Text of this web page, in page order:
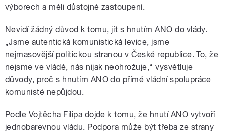
výborech a měli důstojné zastoupení.
Nevidí žádný důvod k tomu, jít s hnutím ANO do vlády.
„Jsme autentická komunistická levice, jsme
nejmasovější politickou stranou v České republice. To, že
nejsme ve vládě, nás nijak neohrožuje,“ vysvětluje
důvody, proč s hnutím ANO do přímé vládní spolupráce
komunisté nepůjdou.
Podle Vojtěcha Filipa dojde k tomu, že hnutí ANO vytvoří
jednobarevnou vládu. Podpora může být třeba ze strany